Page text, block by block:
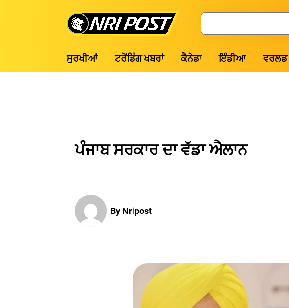
Post
Search
ਸੁਰਖੀਆਂ ਟਰੇਂਡਿੰਗ ਖਬਰਾਂ ਕੈਨੇਡਾ ਇੰਡੀਆ ਵਰਲਡ
ਪੰਜਾਬ ਸਰਕਾਰ ਦਾ ਵੱਡਾ ਐਲਾਨ
By Nripost